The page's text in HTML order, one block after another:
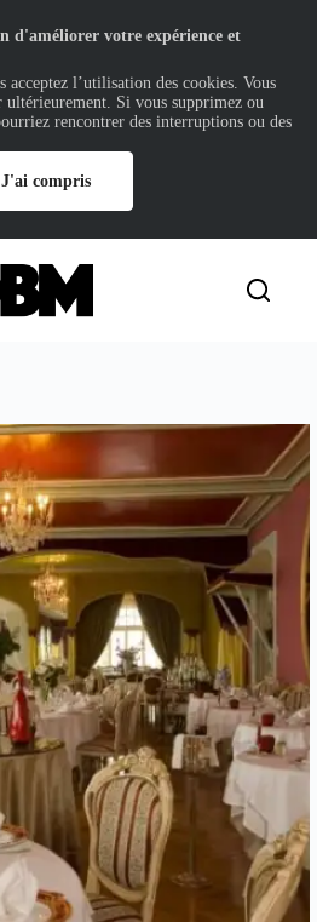
d'améliorer votre expérience et
acceptez l’utilisation des cookies. Vous
ultérieurement. Si vous supprimez ou
rencontrer des interruptions ou des
J'ai compris